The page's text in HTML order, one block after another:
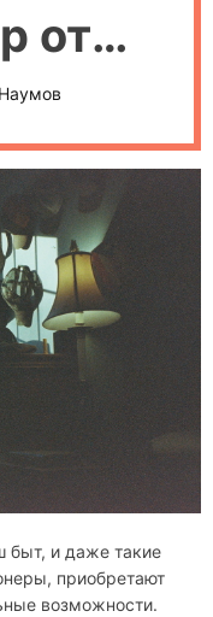
от
быт, и даже такие
приобретают
возможности.